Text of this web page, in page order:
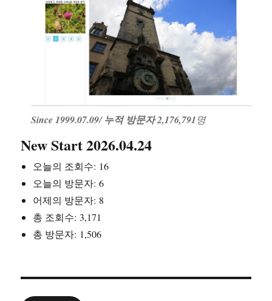
Since 1999.07.09/누적 방문자 2,176,791명
New Start 2026.04.24
오늘의 조회수: 16
오늘의 방문자:6
어제의 방문자: 8
총 조회수: 3,171
총 방문자: 1,506